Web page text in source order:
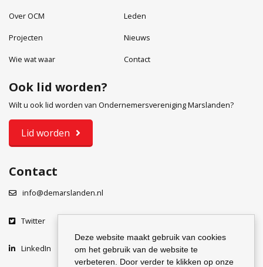
Deze website maakt gebruik van cookies
om het gebruik van de website te
verbeteren. Door verder te klikken op onze
Over OCM Leden
Projecten Nieuws
Wie wat waar Contact
Ook lid worden?
Wilt u ook lid worden van Ondernemersvereniging Marslanden?
Lid worden
Contact
info@demarslanden.nl
Twitter
LinkedIn